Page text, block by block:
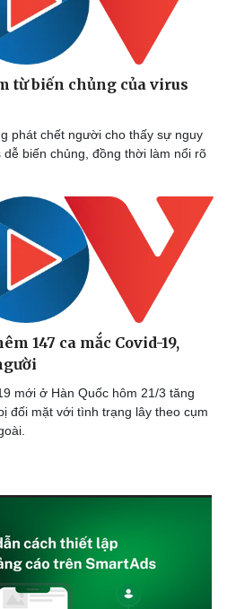
từ biến chủng của virus
phát chết người cho thấy sự nguy
biến chủng, đồng thời làm nổi rõ
147 ca mắc Covid-19,
mới ở Hàn Quốc hôm 21/3 tăng
đối mặt với tình trạng lây theo cụm